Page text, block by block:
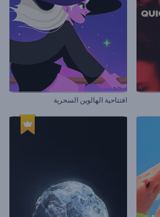
افتتاحية الهالوين السحرية